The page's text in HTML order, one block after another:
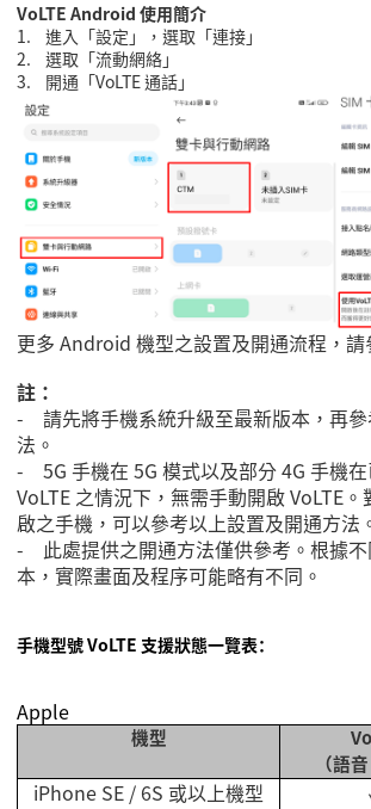
VoLTE Android 使用簡介
1.
進入「設定」，選取「連接」
2.
選取「流動網絡」
3.
開通「VoLTE通話」
更多 Android 機型之設置及開通流程，請
註：
- 請先將手機系統升級至最新版本，再參
法。
- 5G 手機在 5G 模式以及部分 4G 手機
VoLTE 之情況下，無需手動開啟 VoLTE
啟之手機，可以參考以上設置及開通方法
- 此處提供之開通方法僅供參考。根據不
本，實際畫面及程序可能略有不同。
手機型號 VoLTE 支援狀態一覽表：
Apple
機型
（語音
iPhone SE / 6S 或以上機型